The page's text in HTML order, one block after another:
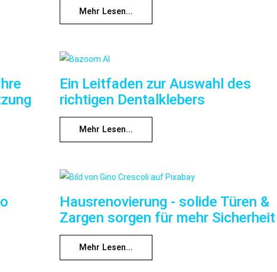
Mehr Lesen...
Ein Leitfaden zur Auswahl des
richtigen Dentalklebers
Mehr Lesen...
Hausrenovierung - solide Türen &
Zargen sorgen für mehr Sicherheit
Mehr Lesen...